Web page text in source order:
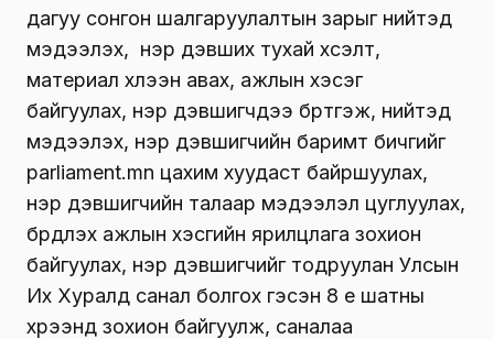
дагуу сонгон шалгаруулалтын зарыг нийтэд
мэдээлэх, нэр дэвших тухай хүсэлт,
материал хүлээн авах, ажлын хэсэг
байгуулах, нэр дэвшигчдээ бүртгэж, нийтэд
мэдээлэх, нэр дэвшигчийн баримт бичгийг
parliament.mn цахим хуудаст байршуулах,
нэр дэвшигчийн талаар мэдээлэл цуглуулах,
бүрдүүлэх ажлын хэсгийн ярилцлага зохион
байгуулах, нэр дэвшигчийг тодруулан Улсын
Их Хуралд санал болгох гэсэн 8 үе шатны
хүрээнд зохион байгуулж, саналаа